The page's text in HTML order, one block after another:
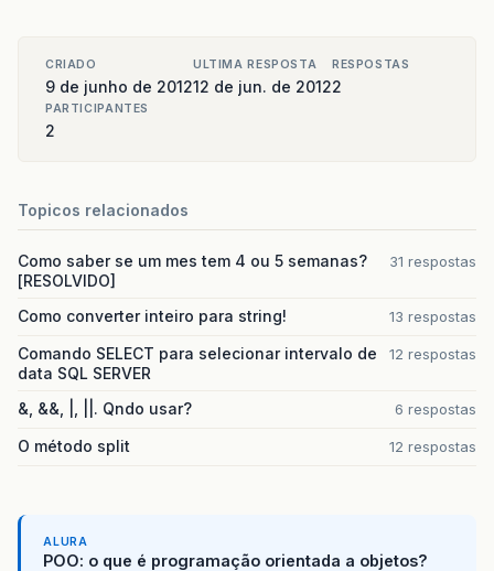
CRIADO
9 de junho de 2012
ULTIMA RESPOSTA
12 de jun. de 2012
RESPOSTAS
2
PARTICIPANTES
2
Topicos relacionados
Como saber se um mes tem 4 ou 5 semanas?
[RESOLVIDO]
31 respostas
Como converter inteiro para string! 13 respostas
Comando SELECT para selecionar intervalo de
data SQL SERVER
12 respostas
&, &&, |, ||. Qndo usar? 6 respostas
O método split 12 respostas
ALURA
POO: o que é programação orientada a objetos?